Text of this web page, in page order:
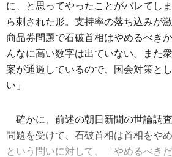
に、と思ってやったことがバレてし
ら刺された形。支持率の落ち込みが
商品券問題で石破首相はやめるべき
んなに高い数字は出ていない。また
案が通過しているので、国会対策と
い」
確かに、前述の朝日新聞の世論調
問題を受けて、石破首相は首相をや
という問いに対して、「やめるべき